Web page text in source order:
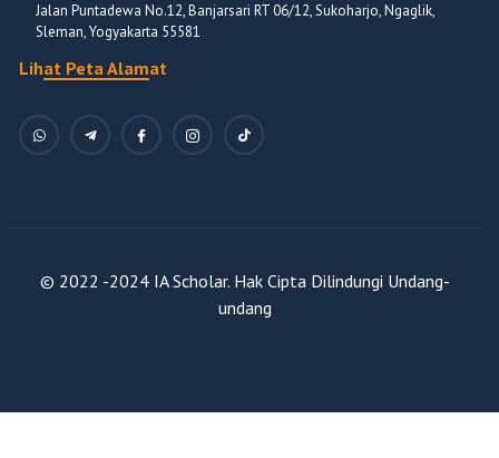
Jalan Puntadewa No.12, Banjarsari RT 06/12, Sukoharjo, Ngaglik,
Sleman, Yogyakarta 55581
Lihat Peta Alamat
© 2022 -2024 IA Scholar. Hak Cipta Dilindungi Undang-
undang